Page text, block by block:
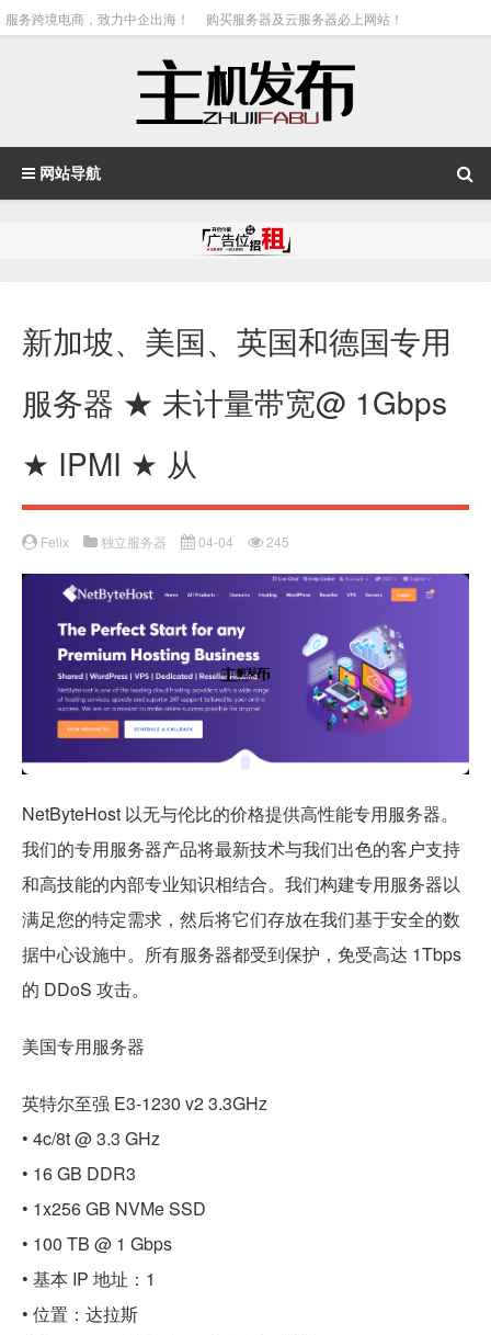
服务跨境电商，致力中企出海！ 购买服务器及云服务器必上网站！
网站导航
新加坡、美国、英国和德国专用
服务器 ★ 未计量带宽@ 1Gbps
★ IPMI ★ 从
Felix 独立服务器 04-04 245
NetByteHost 以无与伦比的价格提供高性能专用服务器。
我们的专用服务器产品将最新技术与我们出色的客户支持
和高技能的内部专业知识相结合。我们构建专用服务器以
满足您的特定需求，然后将它们存放在我们基于安全的数
据中心设施中。所有服务器都受到保护，免受高达 1Tbps
的 DDoS 攻击。
美国专用服务器
英特尔至强 E3-1230 v2 3.3GHz
• 4c/8t @ 3.3 GHz
• 16 GB DDR3
• 1x256 GB NVMe SSD
• 100 TB @ 1 Gbps
• 基本 IP 地址：1
• 位置：达拉斯